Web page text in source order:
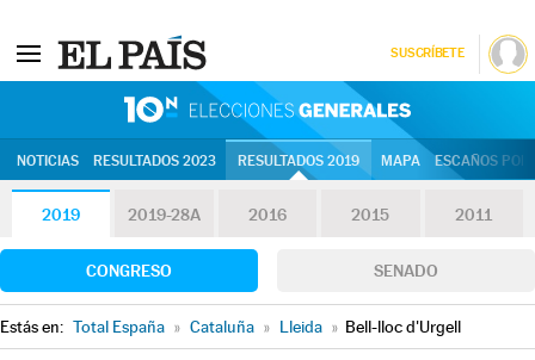
SUSCRÍBETE
NOTICIAS RESULTADOS 2023 RESULTADOS 2019 MAPA ESCAÑOS
2019 2019-28A 2016 2015 2011
CONGRESO SENADO
Estás en: Total España » Cataluña » Lleida » Bell-lloc d'Urgell